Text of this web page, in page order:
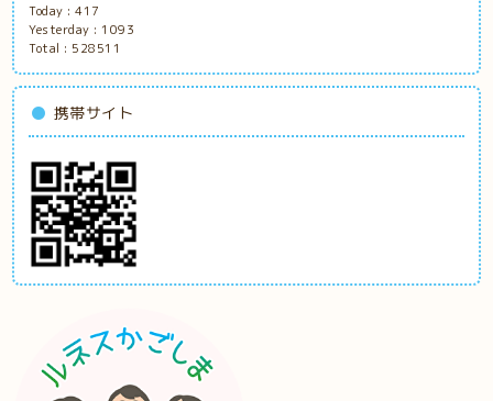
Today :417
Yesterday : 1093
Total : 528511
携帯サイト